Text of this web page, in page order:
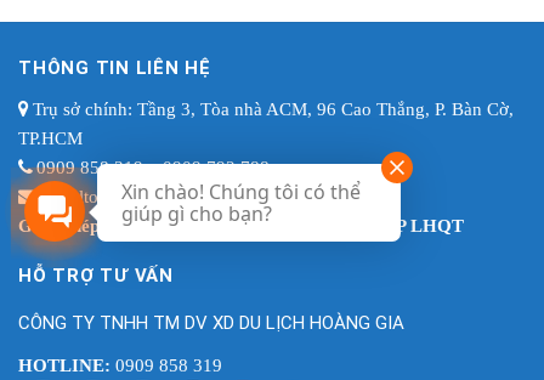
THÔNG TIN LIÊN HỆ
Trụ sở chính: Tầng 3, Tòa nhà ACM, 96 Cao Thắng, P. Bàn Cờ,
TP.HCM
0909 858 319 – 0909 792 788
royaltourist.hcm@gmail.com
Giấy phép LHQT: 79-1763/2023/CDLQGVN-GP LHQT
HỖ TRỢ TƯ VẤN
CÔNG TY TNHH TM DV XD DU LỊCH HOÀNG GIA
HOTLINE: 0909 858 319
Xin chào! Chúng tôi có thể
giúp gì cho bạn?